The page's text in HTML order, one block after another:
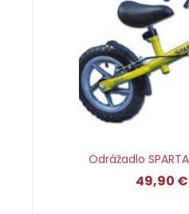
Odrážadlo
49,90 €